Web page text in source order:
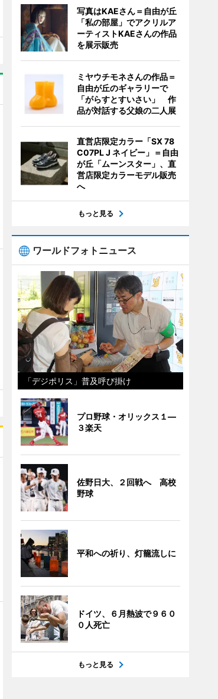
写真はKAEさん＝自由が丘
「私の部屋」でアクリルア
ーティストKAEさんの作品
を展示販売
ミヤウチモネさんの作品＝
自由が丘のギャラリーで
「がらすとすいさい」 作
品が対話する父娘の二人展
直営店限定カラー「SX 78
C07PL J ネイビー」＝自由
が丘「ムーンスター」、直
営店限定カラーモデル販売
へ
もっと見る
ワールドフォトニュース
「デジポリス」普及呼び掛け
プロ野球・オリックス１―
３楽天
佐野日大、２回戦へ 高校
野球
平和への祈り、灯籠流しに
ドイツ、６月熱波で９６０
０人死亡
もっと見る